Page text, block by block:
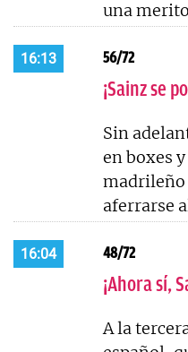
una
16:13 56/72
¡Sainz se
Sin
en boxes
madrileño
aferrarse
16:04 48/72
¡Ahora sí,
A la